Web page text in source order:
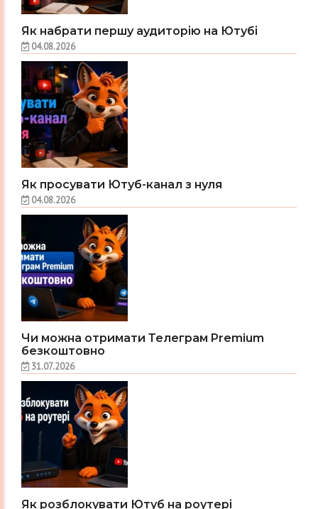
Як набрати першу аудиторію на Ютубі
04.08.2026
Як просувати Ютуб-канал з нуля
04.08.2026
Чи можна отримати Телеграм Premium
безкоштовно
31.07.2026
Як розблокувати Ютуб на роутері